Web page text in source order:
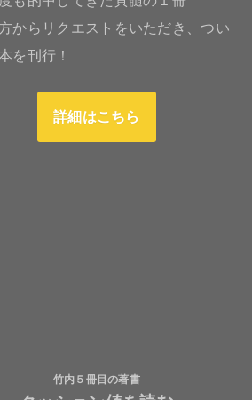
からリクエストをいただき、つい
を刊行！
詳細はこちら
竹内５冊目の著書